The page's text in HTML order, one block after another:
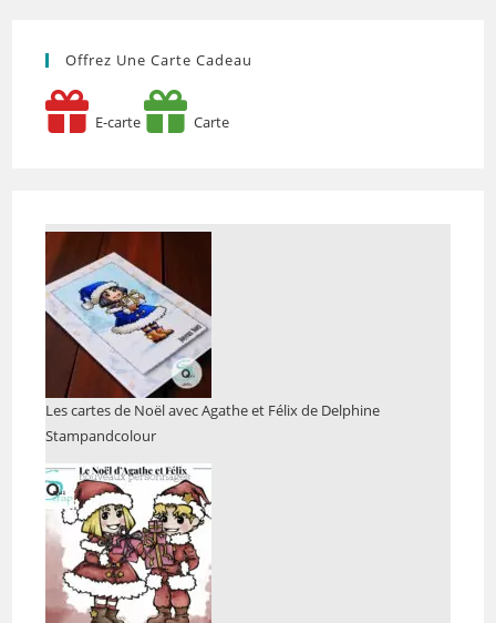
Offrez Une Carte Cadeau
E-carte Carte
Les cartes de Noël avec Agathe et Félix de Delphine
Stampandcolour